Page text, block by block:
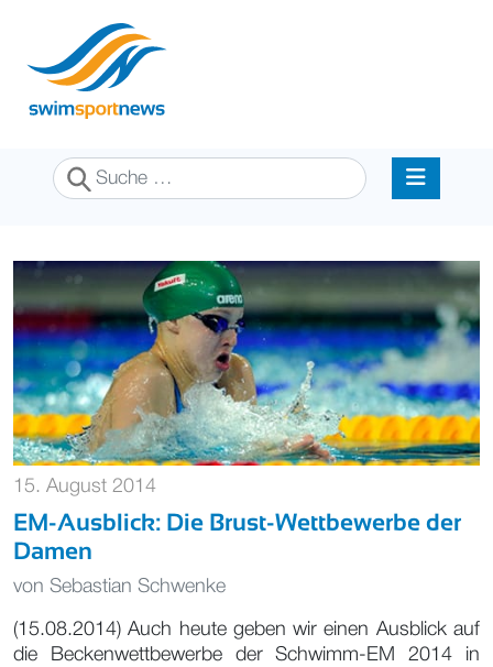
Suchen
15. August 2014
EM-Ausblick: Die Brust-Wettbewerbe der
Damen
von Sebastian Schwenke
(15.08.2014) Auch heute geben wir einen Ausblick auf
die Beckenwettbewerbe der Schwimm-EM 2014 in